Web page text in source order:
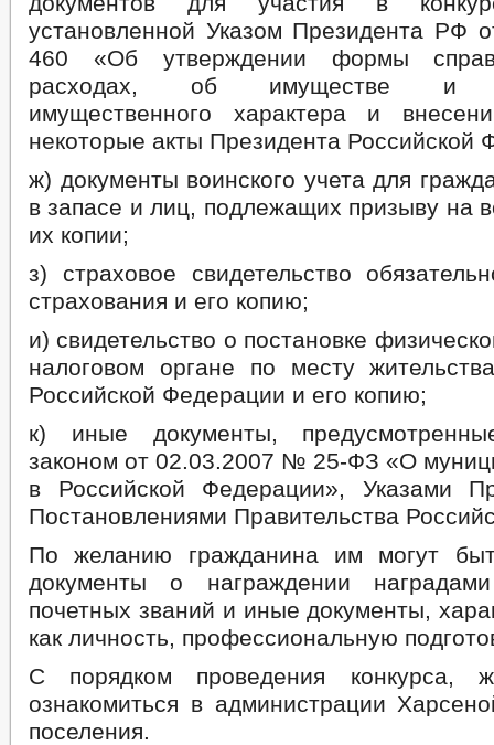
установленной Указом Президента РФ
460 «Об утверждении формы
расходах, об имуществе и
имущественного характера и
некоторые акты Президента Российской
ж) документы воинского учета для
в запасе и лиц, подлежащих призыву на
их копии;
з) страховое свидетельство
страхования и его копию;
и) свидетельство о постановке
налоговом органе по месту
Российской Федерации и его копию;
к) иные документы,
законом от 02.03.2007 № 25-ФЗ «О
в Российской Федерации», Указами
Постановлениями Правительства
По желанию гражданина им могут
документы о награждении
почетных званий и иные документы,
как личность, профессиональную
С порядком проведения конкурса,
ознакомиться в администрации
поселения.